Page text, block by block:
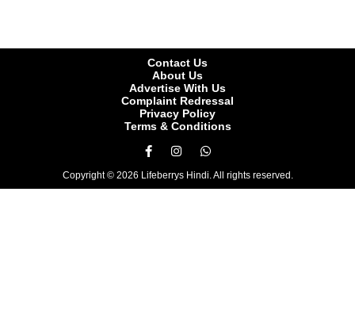
Contact Us
About Us
Advertise With Us
Complaint Redressal
Privacy Policy
Terms & Conditions
Copyright © 2026 Lifeberrys Hindi. All rights reserved.